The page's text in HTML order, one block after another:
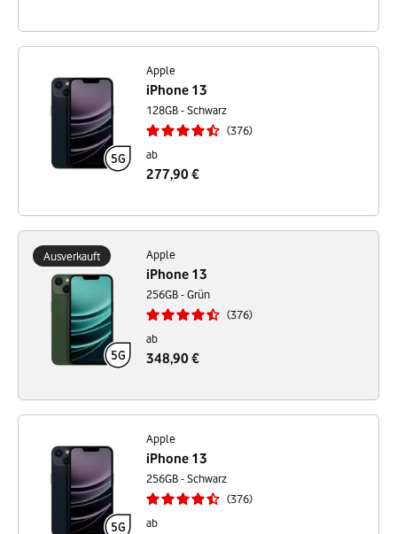
Apple
iPhone 13
128GB - Schwarz
376
ab
277,90 €
Ausverkauft Apple
iPhone 13
256GB - Grün
376
ab
348,90 €
Apple
iPhone 13
256GB - Schwarz
376
ab